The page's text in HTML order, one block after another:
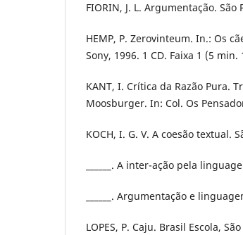
FIORIN, J. L. Argumentação. São
HEMP, P. Zerovinteum. In.: Os
Sony, 1996. 1 CD. Faixa 1 (5 min.
KANT, I. Crítica da Razão Pura.
Moosburger. In: Col. Os
KOCH, I. G. V. A coesão textual.
______. A inter-ação pela
______. Argumentação e
LOPES, P. Caju. Brasil Escola,